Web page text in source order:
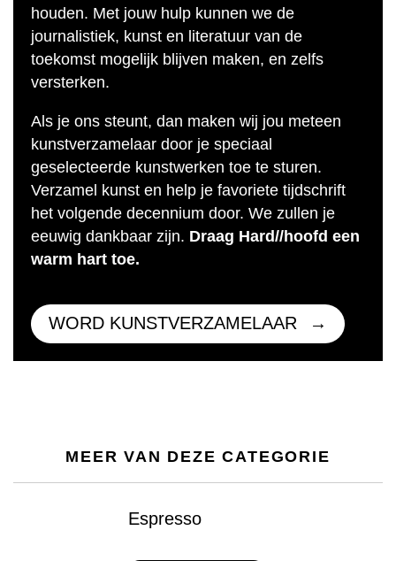
houden. Met jouw hulp kunnen we de
journalistiek, kunst en literatuur van de
toekomst mogelijk blijven maken, en zelfs
versterken.
Als je ons steunt, dan maken wij jou meteen
kunstverzamelaar door je speciaal
geselecteerde kunstwerken toe te sturen.
Verzamel kunst en help je favoriete tijdschrift
het volgende decennium door. We zullen je
eeuwig dankbaar zijn. Draag Hard//hoofd een
warm hart toe.
WORD KUNSTVERZAMELAAR
MEER VAN DEZE CATEGORIE
Espresso